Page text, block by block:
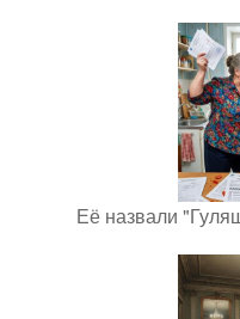
Её назвали